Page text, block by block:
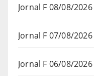
Jornal F 08/08/2026
Jornal F 07/08/2026
Jornal F 06/08/2026